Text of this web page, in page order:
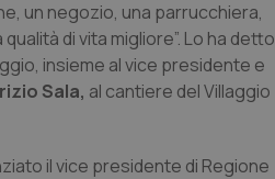
un negozio, una parrucchiera,
di vita migliore”. Lo ha detto
insieme al vice presidente e
Sala, al cantiere del Villaggio
il vice presidente di Regione